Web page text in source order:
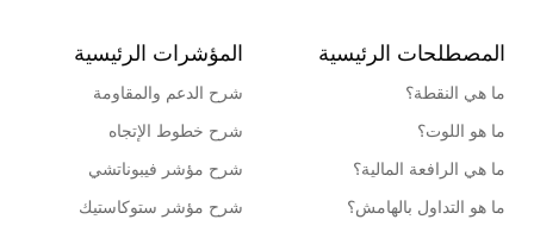
المصطلحات الرئيسية
ما هي النقطة؟
ما هو اللوت؟
ما هي الرافعة المالية؟
ما هو التداول بالهامش؟
المؤشرات الرئيسية
شرح الدعم والمقاومة
شرح خطوط الإتجاه
شرح مؤشر فيبوناتشي
شرح مؤشر ستوكاستيك